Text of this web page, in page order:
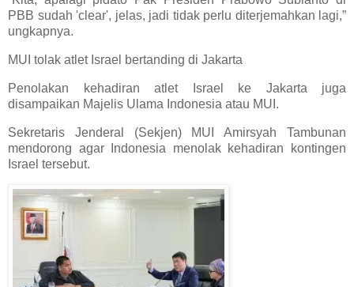
PBB sudah 'clear', jelas, jadi tidak perlu diterjemahkan lagi,”
ungkapnya.
MUI tolak atlet Israel bertanding di Jakarta
Penolakan kehadiran atlet Israel ke Jakarta juga
disampaikan Majelis Ulama Indonesia atau MUI.
Sekretaris Jenderal (Sekjen) MUI Amirsyah Tambunan
mendorong agar Indonesia menolak kehadiran kontingen
Israel tersebut.